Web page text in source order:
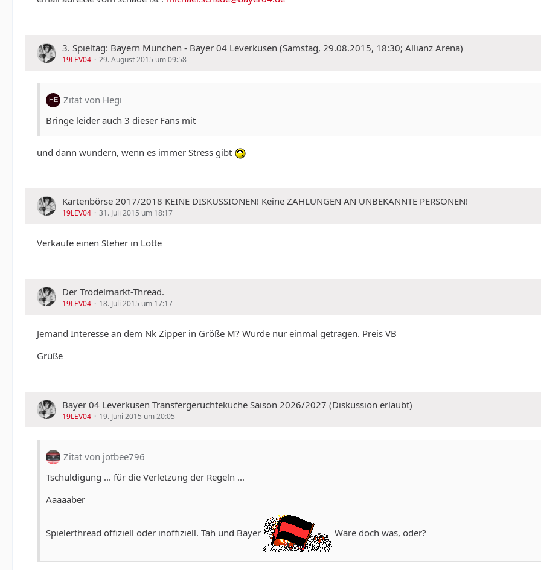
3. Spieltag: Bayern München - Bayer 04 Leverkusen (Samstag, 29.08.2015, 18:30; Allianz Arena)
19LEV04 29. August 2015 um 09:58
Zitat von Hegi
Bringe leider auch 3 dieser Fans mit
und dann wundern, wenn es immer Stress gibt
Kartenbörse 2017/2018 KEINE DISKUSSIONEN! Keine ZAHLUNGEN AN UNBEKANNTE PERSONEN!
19LEV04 31. Juli 2015 um 18:17
Verkaufe einen Steher in Lotte
Der Trödelmarkt-Thread.
19LEV04 18. Juli 2015 um 17:17
Jemand Interesse an dem Nk Zipper in Größe M? Wurde nur einmal getragen. Preis VB
Grüße
Bayer 04 Leverkusen Transfergerüchteküche Saison 2026/2027 (Diskussion erlaubt)
19LEV04 19. Juni 2015 um 20:05
Zitat von jotbee796
Tschuldigung ... für die Verletzung der Regeln ...
Aaaaaber
Spielerthread offiziell oder inoffiziell. Tah und Bayer Wäre doch was, oder?